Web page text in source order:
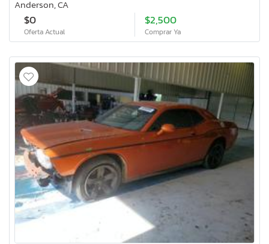
Anderson, CA
$0
Oferta Actual
$2,500
Comprar Ya